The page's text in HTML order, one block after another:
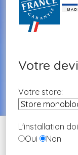
Votre
Votre store:
L'installation
Oui
Non